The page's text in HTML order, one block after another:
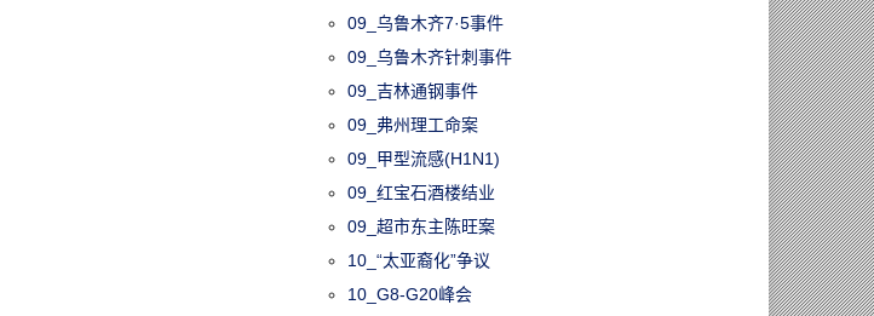
09_乌鲁木齐7·5事件
09_乌鲁木齐针刺事件
09_吉林通钢事件
09_弗州理工命案
09_甲型流感(H1N1)
09_红宝石酒楼结业
09_超市东主陈旺案
10_“太亚裔化”争议
10_G8-G20峰会